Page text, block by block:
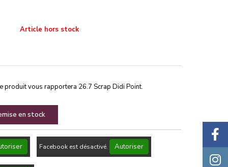
Article hors stock
produit vous rapportera 26.7 Scrap Didi Point.
en stock
Facebook est désactivé. Autoriser